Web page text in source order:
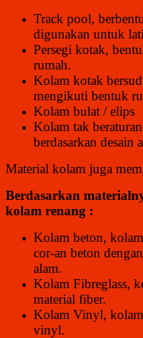
Track pool,
digunakan untuk
Persegi kotak,
rumah.
Kolam kotak
mengikuti bentuk
Kolam bulat / elips
Kolam tak
berdasarkan desain
Material kolam juga
Berdasarkan
kolam renang :
Kolam beton,
cor-an beton
alam.
Kolam Fibreglass,
material fiber.
Kolam Vinyl,
vinyl.